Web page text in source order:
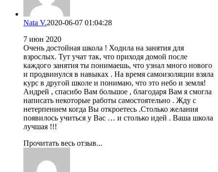
Nata V.2020-06-07 01:04:28
7 июн 2020
Очень достойная школа ! Ходила на занятия для
взрослых. Тут учат так, что приходя домой после
каждого занятия ты понимаешь, что узнал много нового
и продвинулся в навыках . На время самоизоляции взяла
курс в другой школе и понимаю, что это небо и земля!
Андрей , спасибо Вам большое , благодаря Вам я смогла
написать некоторые работы самостоятельно . Жду с
нетерпением когда Вы откроетесь .Столько желания
появилось учиться у Вас … и столько идей . Ваша школа
лучшая !!!
Прочитать весь отзыв...